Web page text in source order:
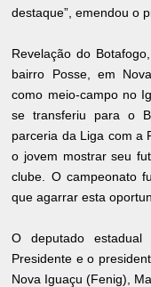
destaque”, emendou o
Revelação do
bairro Posse, em
como meio-campo no
se transferiu para o
parceria da Liga com a
o jovem mostrar seu
clube. O campeonato
que agarrar esta
O deputado estadual
Presidente e o
Nova Iguaçu (Fenig),